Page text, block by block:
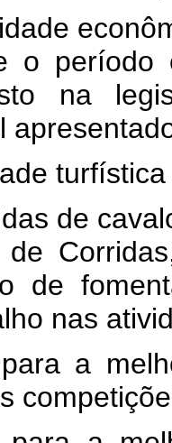
o período
na
de
de
de
nas
a